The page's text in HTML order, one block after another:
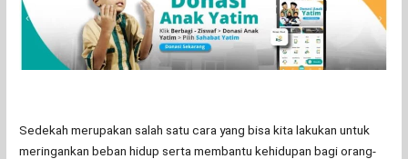
Sedekah merupakan salah satu cara yang bisa kita lakukan untuk
meringankan beban hidup serta membantu kehidupan bagi orang-